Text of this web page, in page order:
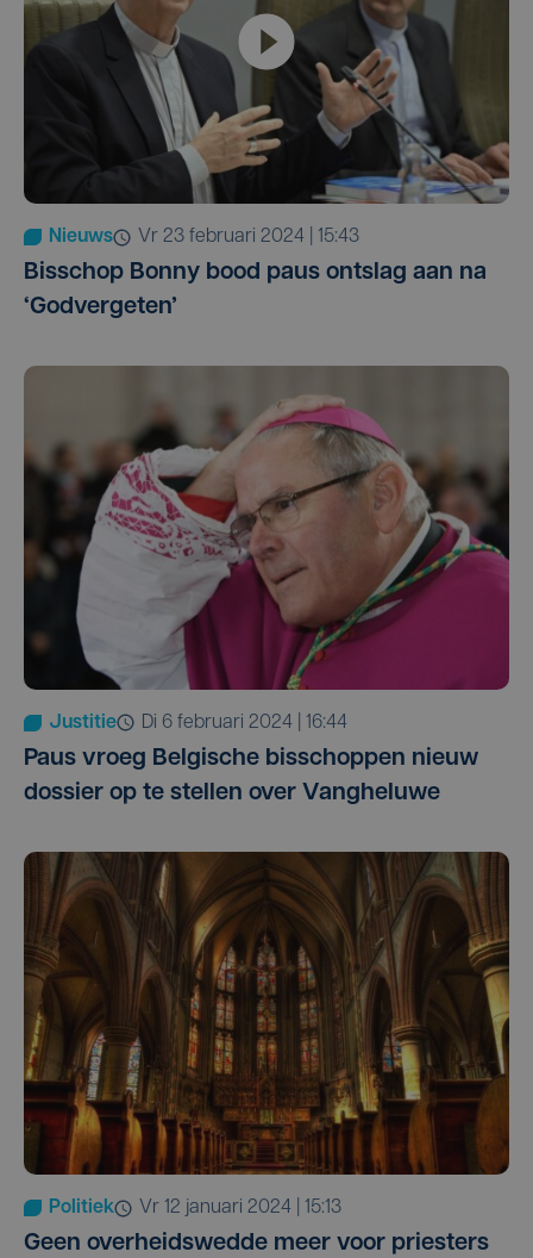
Nieuws vr 23 februari 2024 | 15:43
Bisschop Bonny bood paus ontslag aan na
‘Godvergeten’
Justitie di 6 februari 2024 | 16:44
Paus vroeg Belgische bisschoppen nieuw
dossier op te stellen over Vangheluwe
Politiek vr 12 januari 2024 | 15:13
Geen overheidswedde meer voor priesters